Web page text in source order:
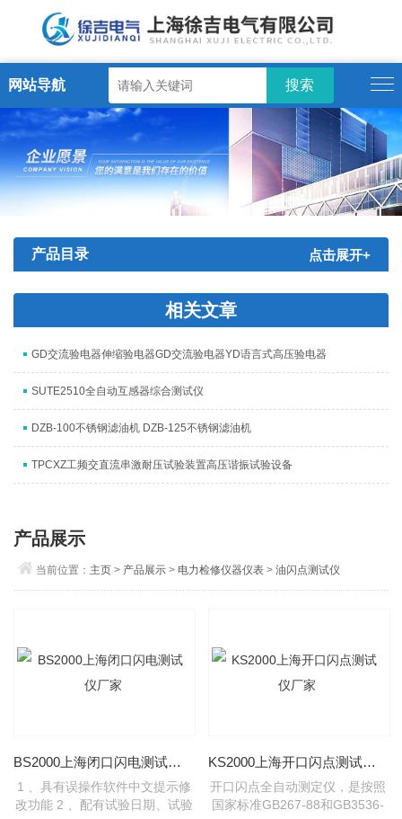
网站导航
产品目录 点击展开+
相关文章
GD交流验电器伸缩验电器GD交流验电器YD语言式高压验电器
SUTE2510全自动互感器综合测试仪
DZB-100不锈钢滤油机 DZB-125不锈钢滤油机
TPCXZ工频交直流串激耐压试验装置高压谐振试验设备
产品展示
当前位置： 主页 > 产品展示 > 电力检修仪器仪表 >油闪点测试仪
BS2000上海闭口闪电测试仪厂家
1 、具有误操作软件中文提示修
改功能 2 、配有试验日期、试验
KS2000上海开口闪点测试仪厂家
开口闪点全自动测定仪，是按照
国家标准GB267-88和GB3536-